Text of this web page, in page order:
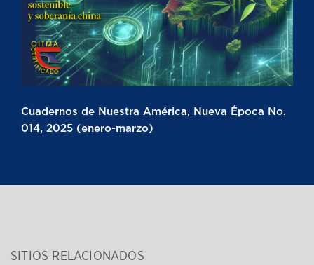
Cuadernos de Nuestra América, Nueva Época No.
014, 2025 (enero-marzo)
SITIOS RELACIONADOS